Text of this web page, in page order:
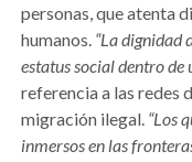
personas, que atenta
humanos. “La dignidad
estatus social dentro de
referencia a las redes
migración ilegal.“Los
inmersos en las